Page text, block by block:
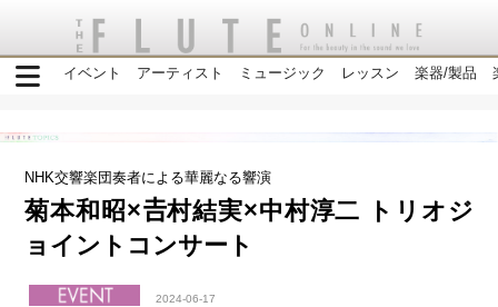
イベント アーティスト ミュージック レッスン 楽器/製品
NHK交響楽団奏者による華麗なる響演
菊本和昭×𠮷村結実×中村淳二 トリオジ
ョイントコンサート
2024-06-17